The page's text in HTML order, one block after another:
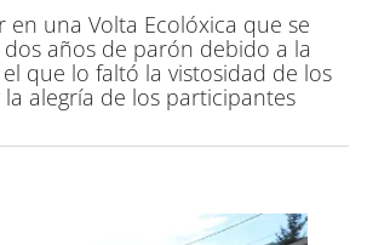
en una Volta Ecolóxica que se
años de parón debido a la
que lo faltó la vistosidad de los
la alegría de los participantes